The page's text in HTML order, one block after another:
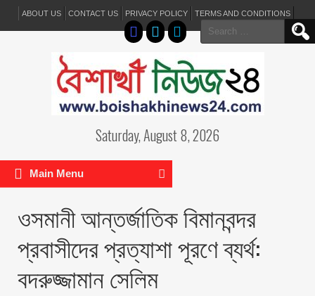
ABOUT US CONTACT US PRIVACY POLICY TERMS AND CONDITIONS
Search
for:
Saturday, August 8, 2026
Main Menu
ওসমানী আন্তর্জাতিক বিমানবন্দর
প্রবাসীদের প্রত্যাশা পূরণে ব্যর্থ:
বদরুজ্জামান সেলিম